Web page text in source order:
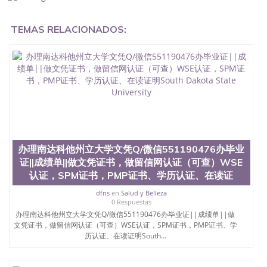
毕业551190476您是否因为递交材料不齐而被拒之门
教育部认证在校挂科了不想读了,成绩不理想毕不了业
怎么办551190476找工作没有文凭怎么办,怎么办理本
科/研究生文凭551190476如何办理本科/硕士毕业证
551190476网上买文凭可靠吗551190476哪里可以买
国外文凭551190476国外本科毕业证怎么办理
学生在哪里可以买假毕业证551190476哪里可以办理
加拿大毕业证551190476申请学校办理假的毕业证成
绩单可以吗551190476哪里可以办理水印成绩单
551190476哪里可以修改成绩单GPA分数551190476
假毕业证能查出来吗551190476假文凭网上能查到吗
551190476 如何拿到国外毕业证QQ微信551190476办
假大学毕业证QQ微信551190476国外毕业证去哪认证
QQ微信551190476找毕业证封皮QQ微信551190476国
外毕业证外壳定制QQ微信551190476快速代办国外毕
TEMAS RELACIONADOS:
办理南达科他州立大学文凭Q/微信551190476办毕业
证||成绩单||做文凭证书，做留信网认证（可查）WSE
认证，SPM证书，PMP证书、学历认证、在读证
dfnsen Salud y Belleza
0 Respuestas
办理南达科他州立大学文凭Q/微信551190476办毕业证||成绩单||做
文凭证书，做留信网认证（可查）WSE认证，SPM证书，PMP证书、学
历认证、在读证明South...